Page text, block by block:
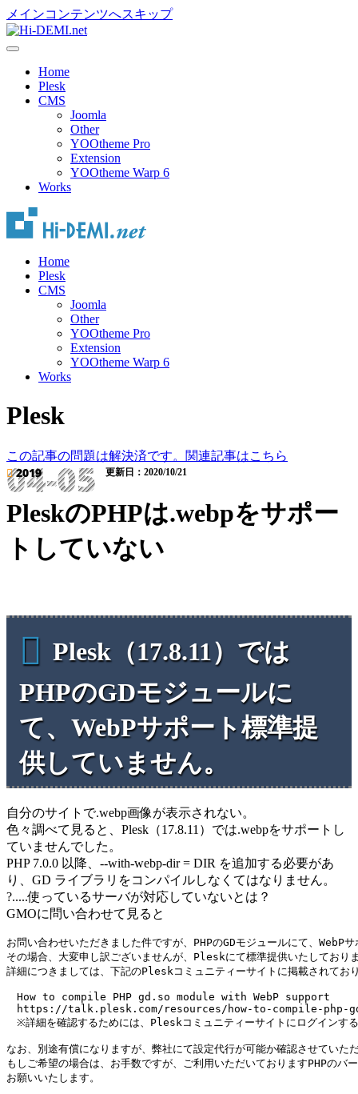
メインコンテンツへスキップ
Home
Plesk
CMS
Joomla
Other
YOOtheme Pro
Extension
YOOtheme Warp 6
Works
Home
Plesk
CMS
Joomla
Other
YOOtheme Pro
Extension
YOOtheme Warp 6
Works
Plesk
この記事の問題は解決済です。関連記事はこちら
2019
04-05 更新日：2020/10/21
PleskのPHPは.webpをサポー
トしていない
Plesk（17.8.11）では
PHPのGDモジュールに
て、WebPサポート標準提
供していません。
自分のサイトで.webp画像が表示されない。
色々調べて見ると、Plesk（17.8.11）では.webpをサポートし
ていませんでした。
PHP 7.0.0 以降、--with-webp-dir = DIR を追加する必要があ
り、GD ライブラリをコンパイルしなくてはなりません。
?.....使っているサーバが対応していないとは？
GMOに問い合わせて見ると
お問い合わせいただきました件ですが、PHPのGDモジュールにて、WebP
その場合、大変申し訳ございませんが、Pleskにて標準提供いたしており
詳細につきましては、下記のPleskコミュニティーサイトに掲載されてお
How to compile PHP gd.so module with WebP support
https://talk.plesk.com/resources/how-to-compile-php-
※詳細を確認するためには、Pleskコミュニティーサイトにログインす
なお、別途有償になりますが、弊社にて設定代行が可能か確認させていた
もしご希望の場合は、お手数ですが、ご利用いただいておりますPHPのバ
お願いいたします。